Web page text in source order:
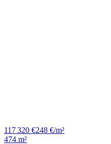
117 320 €248 €/m²
474 m²